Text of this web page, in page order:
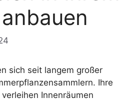
sich seit langem großer
Ihre
Innenräumen